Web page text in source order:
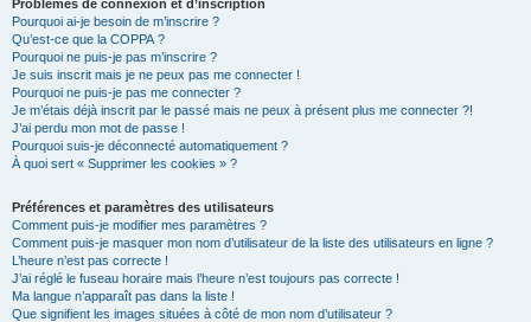
Problèmes de connexion et d’inscription
Pourquoi ai-je besoin de m’inscrire ?
Qu’est-ce que la COPPA ?
Pourquoi ne puis-je pas m’inscrire ?
Je suis inscrit mais je ne peux pas me connecter !
Pourquoi ne puis-je pas me connecter ?
Je m’étais déjà inscrit par le passé mais ne peux à présent plus me connecter ?!
J’ai perdu mon mot de passe !
Pourquoi suis-je déconnecté automatiquement ?
À quoi sert « Supprimer les cookies » ?
Préférences et paramètres des utilisateurs
Comment puis-je modifier mes paramètres ?
Comment puis-je masquer mon nom d’utilisateur de la liste des utilisateurs en ligne ?
L’heure n’est pas correcte !
J’ai réglé le fuseau horaire mais l’heure n’est toujours pas correcte !
Ma langue n’apparaît pas dans la liste !
Que signifient les images situées à côté de mon nom d’utilisateur ?